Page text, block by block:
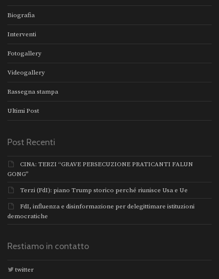
Biografia
Interventi
Fotogallery
Videogallery
Rassegna stampa
Ultimi Post
Post Recenti
CINA: TERZI “GRAVE PERSECUZIONE PRATICANTI FALUN
GONG”
Terzi (FdI): piano Trump storico perché riunisce Usa e Ue
FdI, influenza e disinformazione per delegittimare istituzioni
democratiche
Restiamo in contatto
twitter